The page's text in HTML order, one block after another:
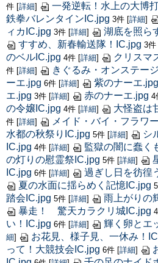
件 [詳細] 一発逆転！水上の大博
鉄拳バレンタインIC.jpg 3件 [詳細]
ィカIC.jpg 3件 [詳細] 湖底を照ら
すすめ、新春輸送隊！IC.jpg 3件
のベルIC.jpg 4件 [詳細] クリスマ
件 [詳細] きぐるみ・オンステー
ーエ.jpg 6件 [詳細] 紫のナーエ.jpg
エ.jpg 3件 [詳細] 赤のナーエ.jpg 4
の令嬢IC.jpg 4件 [詳細] 大怪盗は
件 [詳細] メイド・バイ・フラワ
水都の秋祭りIC.jpg 5件 [詳細]
シ
IC.jpg 4件 [詳細] 監獄の闇に蠢く
の灯りの慰霊祭IC.jpg 5件 [詳細]
IC.jpg 6件 [詳細] 過ぎし日を彷徨
夏の水面に揺らめく記憶IC.jpg
踏会IC.jpg 5件 [詳細] 雨上がりの
暴走！ 驚天カラクリ城IC.jpg
い！IC.jpg 6件 [詳細] 輝く卵とエ
細] お花見、様子見、一休み！
って！大競技会IC.jpg 6件 [詳細]